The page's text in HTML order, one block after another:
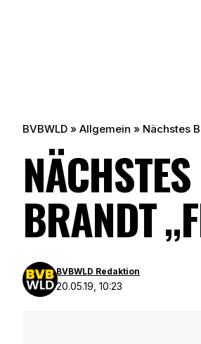
BVBWLD » Allgemein » Nächstes
BRANDT
20.05.19, 10:23
BVBWLD Redaktion